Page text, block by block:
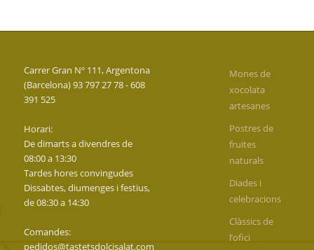
Carrer Gran Nº 111, Argentona
(Barcelona) 93 797 27 78 - 608
391 525
Horari:
De dimarts a divendres de
08:00 a 13:30
Tardes hores convingudes
Dissabtes, diumenges i festius,
de 08:30 a 14:30
Comandes:
pedidos@tastetsdolcisalat.com
Mones de
xocolata
artesanes
Postres de
fruites
naturals
Diades i
celebracions
Clàssics de
l’ofici